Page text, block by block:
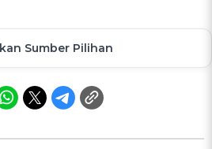
Sumber Pilihan